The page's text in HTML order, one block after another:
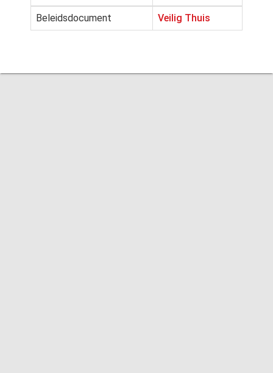
Beleidsdocument Veilig Thuis